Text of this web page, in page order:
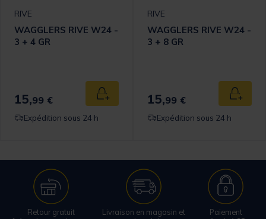
panier
RIVE
WAGGLERS RIVE W24 -
3 + 4 GR
15,99 € Ajouter au panier
Expédition sous 24 h
RIVE
WAGGLERS RIVE W24 -
3 + 8 GR
15,99 €
Expédition sous 24 h
Retour gratuit
Livraison en magasin et
Paiement